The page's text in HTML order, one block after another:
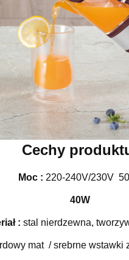
Cechy
Moc : 220-240V/230V
40W
: stal nierdzewna,
mat / srebrne wstawki